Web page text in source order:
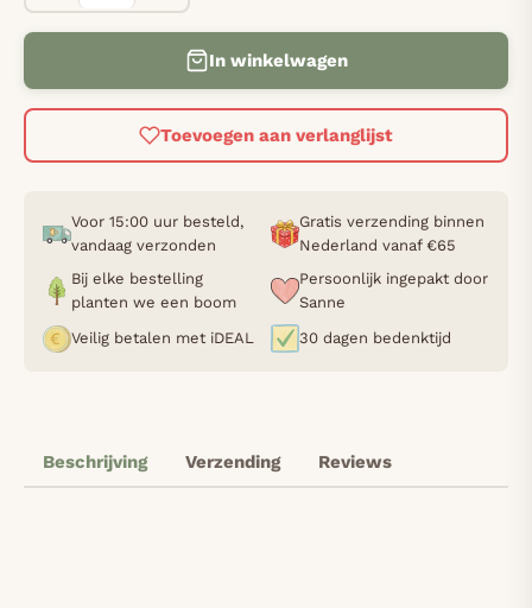
In winkelwagen
Toevoegen aan verlanglijst
Voor 15:00 uur besteld,
vandaag verzonden
Gratis verzending binnen
Nederland vanaf €65
Bij elke bestelling
planten we een boom
Persoonlijk ingepakt door
Sanne
Veilig betalen met iDEAL
30 dagen bedenktijd
Beschrijving Verzending Reviews